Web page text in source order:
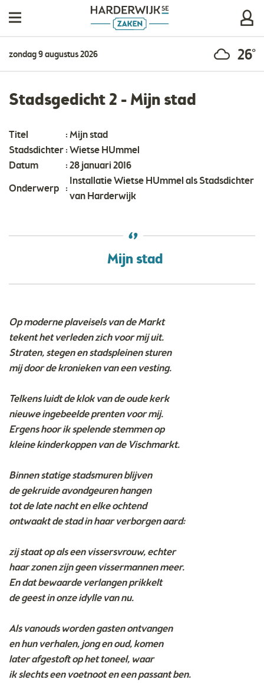
zondag 9 augustus 2026 26°
Stadsgedicht 2 - Mijn stad
Titel :Mijn stad
Stadsdichter:Wietse HUmmel
Datum
:28 januari 2016
Onderwerp :
Installatie Wietse HUmmel als Stadsdichter
van Harderwijk
Mijn stad
Op moderne plaveisels van de Markt
tekent het verleden zich voor mij uit.
Straten, stegen en stadspleinen sturen
mij door de kronieken van een vesting.
Telkens luidt de klok van de oude kerk
nieuwe ingebeelde prenten voor mij.
Ergens hoor ik spelende stemmen op
kleine kinderkoppen van de Vischmarkt.
Binnen statige stadsmuren blijven
de gekruide avondgeuren hangen
tot de late nacht en elke ochtend
ontwaakt de stad in haar verborgen aard:
zij staat op als een vissersvrouw, echter
haar zonen zijn geen vissermannen meer.
En dat bewaarde verlangen prikkelt
de geest in onze idylle van nu.
Als vanouds worden gasten ontvangen
en hun verhalen, jong en oud, komen
later afgestoft op het toneel, waar
ik slechts een voetnoot en een passant ben.